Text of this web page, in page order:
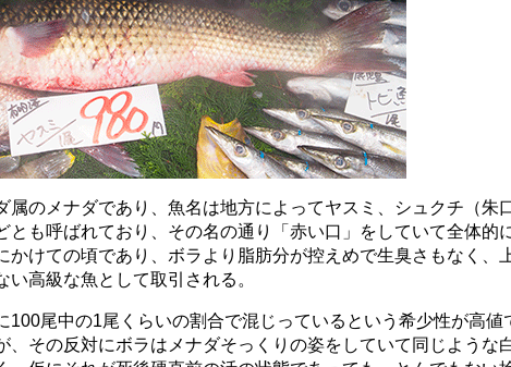
のメナダであり、魚名は地方によってヤスミ、シュクチ（朱
とも呼ばれており、その名の通り「赤い口」をしていて全体的
かけての頃であり、ボラより脂肪分が控えめで生臭さもなく、
高級な魚として取引される。
100尾中の1尾くらいの割合で混じっているという希少性が高値
、その反対にボラはメナダそっくりの姿をしていて同じような